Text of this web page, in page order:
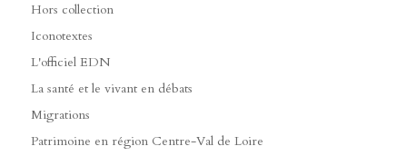
Hors collection
Iconotextes
L'officiel EDN
La santé et le vivant en débats
Migrations
Patrimoine en région Centre-Val de Loire